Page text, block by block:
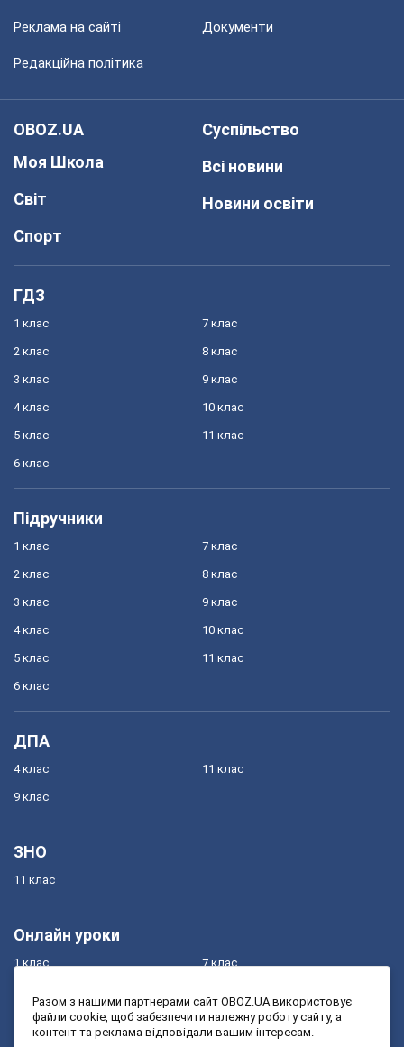
Реклама на сайті Документи
Редакційна політика
OBOZ.UA
Моя Школа
Світ
Спорт
Суспільство
Всі новини
Новини освіти
ГДЗ
1 клас
2 клас
3 клас
4 клас
5 клас
6 клас
7 клас
8 клас
9 клас
10 клас
11 клас
Підручники
1 клас
2 клас
3 клас
4 клас
5 клас
6 клас
7 клас
8 клас
9 клас
10 клас
11 клас
ДПА
4 клас
9 клас
11 клас
ЗНО
11 клас
Онлайн уроки
1 клас
3 клас
7 клас
9 клас
Разом з нашими партнерами сайт OBOZ.UA використовує
файли cookie, щоб забезпечити належну роботу сайту, а
контент та реклама відповідали вашим інтересам.